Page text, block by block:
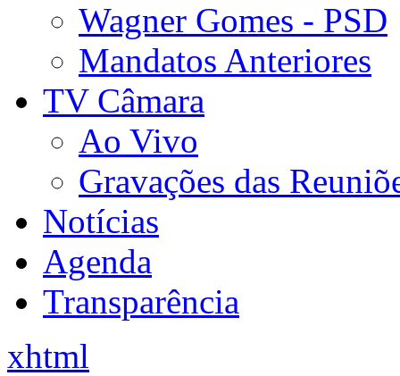
Wagner Gomes - PSD
Mandatos Anteriores
TV Câmara
Ao Vivo
Gravações das
Notícias
Agenda
Transparência
xhtml